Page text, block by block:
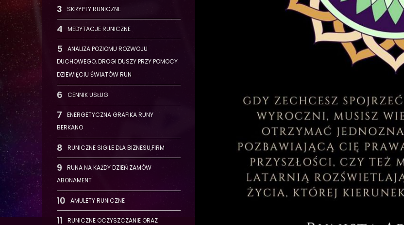
SKRYPTY RUNICZNE
MEDYTACJE RUNICZNE
ANALIZA POZIOMU ROZWOJU
DUCHOWEGO, DROGI DUSZY PRZY POMOCY
DZIEWIĘCIU ŚWIATÓW RUN
CENNIK USŁUG
ENERGETYCZNA GRAFIKA RUNY
BERKANO
RUNICZNE SIGILE DLA BIZNESU,FIRM
RUNA NA KAŻDY DZIEŃ ZAMÓW
ABONAMENT
AMULETY RUNICZNE
RUNICZNE OCZYSZCZANIE ORAZ